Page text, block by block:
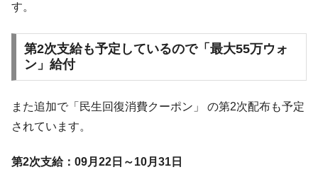
『Money1』
発動！
『Money1』
半分未満しか雇用を生まない
『Money1』
韓国「株式市場が賭博場のように変質した
に。
す。
第2次支給も予定しているので「最大55万ウォ
ン」給付
また追加で「民生回復消費クーポン」 の第2次配布も予定
されています。
第2次支給：09月22日～10月31日